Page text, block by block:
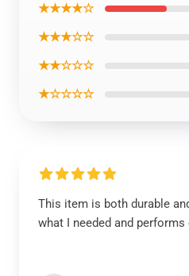
★★★★☆
★★★☆☆
★★☆☆☆
★☆☆☆☆
This item is both durable
what I needed and performs